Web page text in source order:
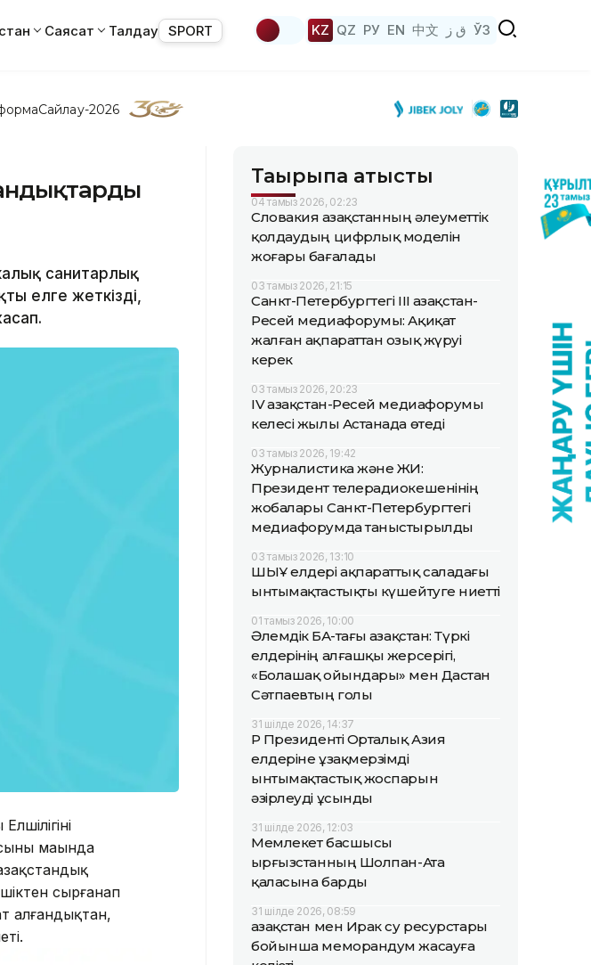
Саясат Талдау SPORT KZ QZ РУ EN 中文 ق ز ЎЗ
Сайлау-2026
санитарлық
елге жеткізді,
маңында
сырғанап
алғандықтан,
Тақырыпқа қатысты
04 тамыз 2026, 02:23
Словакия Қазақстанның әлеуметтік
қолдаудың цифрлық моделін
жоғары бағалады
03 тамыз 2026, 21:15
Санкт-Петербургтегі III Қазақстан-
Ресей медиафорумы: Ақиқат
жалған ақпараттан озық жүруі
керек
03 тамыз 2026, 20:23
IV Қазақстан-Ресей медиафорумы
келесі жылы Астанада өтеді
03 тамыз 2026, 19:42
Журналистика және ЖИ:
Президент телерадиокешенінің
жобалары Санкт-Петербургтегі
медиафорумда таныстырылды
03 тамыз 2026, 13:10
ШЫҰ елдері ақпараттық саладағы
ынтымақтастықты күшейтуге ниетті
01 тамыз 2026, 10:00
Әлемдік БАҚ-тағы Қазақстан: Түркі
елдерінің алғашқы жерсерігі,
«Болашақ ойындары» мен Дастан
Сәтпаевтың голы
31 шілде 2026, 14:37
ҚР Президенті Орталық Азия
елдеріне ұзақмерзімді
ынтымақтастық жоспарын
әзірлеуді ұсынды
31 шілде 2026, 12:03
Мемлекет басшысы
Қырғызстанның Шолпан-Ата
қаласына барды
31 шілде 2026, 08:59
Қазақстан мен Ирак су ресурстары
бойынша меморандум жасауға